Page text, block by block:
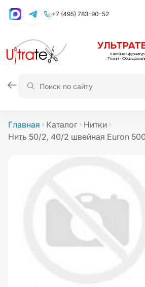
+7 (495) 783-90-52
Швейная
Ткани •
Главная Каталог
Нитки
Нить 50/2, 40/2 швейная Euron